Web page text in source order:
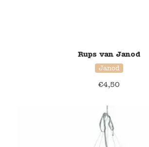
Rups van Janod
Janod
€4,50